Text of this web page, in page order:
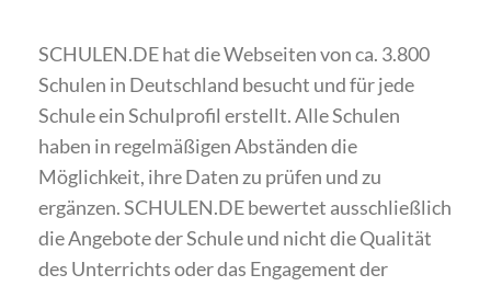
SCHULEN.DE hat die Webseiten von ca. 3.800
Schulen in Deutschland besucht und für jede
Schule ein Schulprofil erstellt. Alle Schulen
haben in regelmäßigen Abständen die
Möglichkeit, ihre Daten zu prüfen und zu
ergänzen. SCHULEN.DE bewertet ausschließlich
die Angebote der Schule und nicht die Qualität
des Unterrichts oder das Engagement der